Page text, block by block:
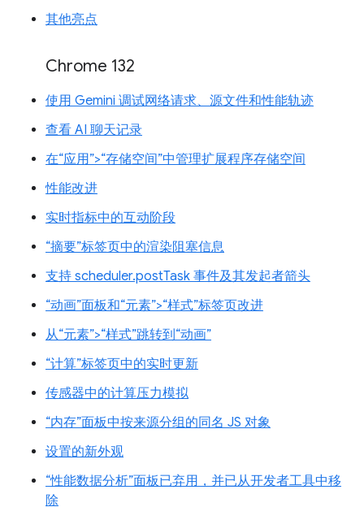
其他亮点
Chrome 132
使用 Gemini 调试网络请求、源文件和性能轨迹
查看 AI 聊天记录
在“应用”>“存储空间”中管理扩展程序存储空间
性能改进
实时指标中的互动阶段
“摘要”标签页中的渲染阻塞信息
支持 scheduler.postTask 事件及其发起者箭头
“动画”面板和“元素”>“样式”标签页改进
从“元素”>“样式”跳转到“动画”
“计算”标签页中的实时更新
传感器中的计算压力模拟
“内存”面板中按来源分组的同名 JS 对象
设置的新外观
“性能数据分析”面板已弃用，并已从开发者工具中移
除